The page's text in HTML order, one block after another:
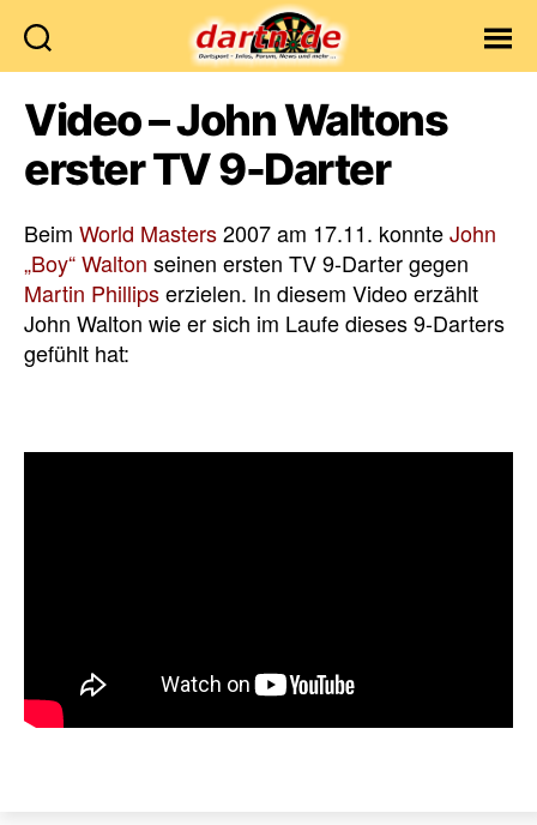
Video – John Waltons
erster TV 9-Darter
Beim World Masters2007 am 17.11. konnteJohn
„Boy“ Walton seinen ersten TV 9-Darter gegen
Martin Phillipserzielen. In diesem Video erzählt
John Walton wie er sich im Laufe dieses 9-Darters
gefühlt hat: